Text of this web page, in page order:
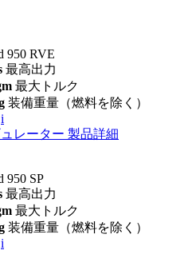
950 RVE
最高出力
最大トルク
装備重量（燃料を除く）
i
レーター 製品詳細
950 SP
最高出力
最大トルク
装備重量（燃料を除く）
i